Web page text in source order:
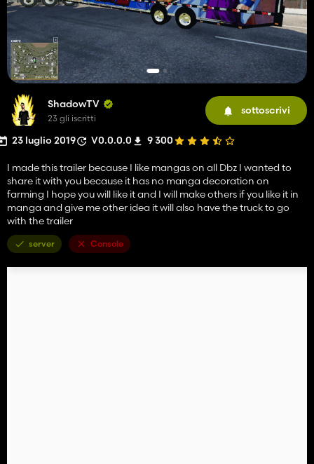
ShadowTV
23 gli iscritti
sottoscrivi
23 luglio 2019 V0.0.0.0 9 300
I made this trailer because I like mangas on all Dbz I wanted to
share it with you because it has no manga decoration on
farming I hope you will like it and I will make others if you like it in
manga and give me other idea it will also have the truck to go
with the trailer
server Console